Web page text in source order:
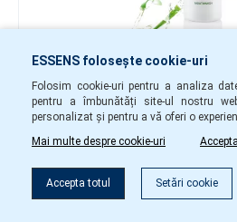
-
ave55
în coș
ESSENS folosește cookie-uri
Folosim cookie-uri pentru a analiza
pentru a îmbunătăți site-ul nostru
personalizat și pentru a vă oferi o
Mai multe despre cookie-uri
Accepta totul Setări cookie